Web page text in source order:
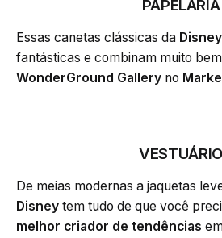
PAPELARIA
Essas canetas clássicas da
fantásticas e combinam muito
WonderGround Gallery no
VESTUÁRIO
De meias modernas a jaquetas
Disney tem tudo de que você
melhor criador de tendências